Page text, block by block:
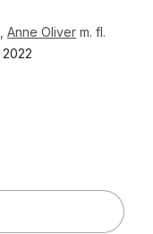
Anne Oliver m. fl.
2022